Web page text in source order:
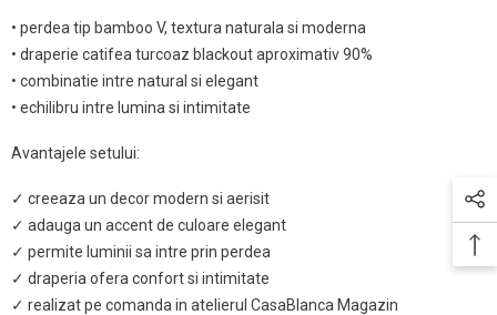
• perdea tip bamboo V, textura naturala si moderna
• draperie catifea turcoaz blackout aproximativ 90%
• combinatie intre natural si elegant
• echilibru intre lumina si intimitate
Avantajele setului:
✓ creeaza un decor modern si aerisit
✓ adauga un accent de culoare elegant
✓ permite luminii sa intre prin perdea
✓ draperia ofera confort si intimitate
✓ realizat pe comanda in atelierul CasaBlanca Magazin